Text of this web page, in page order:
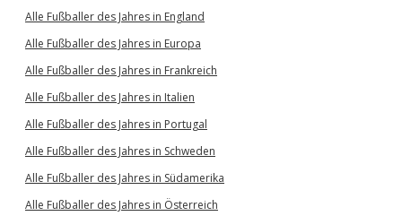
Alle Fußballer des Jahres in England
Alle Fußballer des Jahres in Europa
Alle Fußballer des Jahres in Frankreich
Alle Fußballer des Jahres in Italien
Alle Fußballer des Jahres in Portugal
Alle Fußballer des Jahres in Schweden
Alle Fußballer des Jahres in Südamerika
Alle Fußballer des Jahres in Österreich